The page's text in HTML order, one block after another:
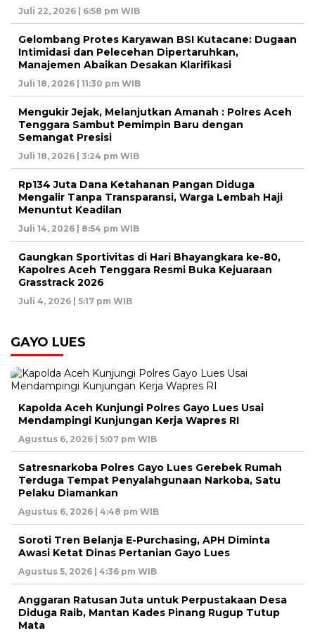
Juli 22, 2026 | 6:58 pm WIB
Gelombang Protes Karyawan BSI Kutacane: Dugaan
Intimidasi dan Pelecehan Dipertaruhkan,
Manajemen Abaikan Desakan Klarifikasi
Juli 18, 2026 | 11:30 pm WIB
Mengukir Jejak, Melanjutkan Amanah : Polres Aceh
Tenggara Sambut Pemimpin Baru dengan
Semangat Presisi
Juli 18, 2026 | 3:24 pm WIB
Rp134 Juta Dana Ketahanan Pangan Diduga
Mengalir Tanpa Transparansi, Warga Lembah Haji
Menuntut Keadilan
Juli 14, 2026 | 8:54 pm WIB
Gaungkan Sportivitas di Hari Bhayangkara ke-80,
Kapolres Aceh Tenggara Resmi Buka Kejuaraan
Grasstrack 2026
Juli 4, 2026 | 5:17 pm WIB
GAYO LUES
Kapolda Aceh Kunjungi Polres Gayo Lues Usai
Mendampingi Kunjungan Kerja Wapres RI
Agustus 6, 2026 | 5:07 pm WIB
Satresnarkoba Polres Gayo Lues Gerebek Rumah
Terduga Tempat Penyalahgunaan Narkoba, Satu
Pelaku Diamankan
Agustus 6, 2026 | 4:48 pm WIB
Soroti Tren Belanja E-Purchasing, APH Diminta
Awasi Ketat Dinas Pertanian Gayo Lues
Agustus 5, 2026 | 4:36 pm WIB
Anggaran Ratusan Juta untuk Perpustakaan Desa
Diduga Raib, Mantan Kades Pinang Rugup Tutup
Mata